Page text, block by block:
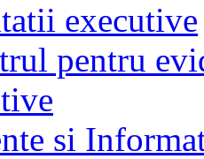
executive
pentru
si